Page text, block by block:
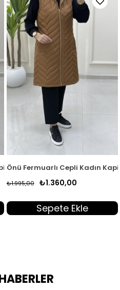
Dolum Yelek Lacivert QTN
Önü Fermuarlı Cepli Kadın
₺1.360,00
₺1.995,00
Sepete Ekle